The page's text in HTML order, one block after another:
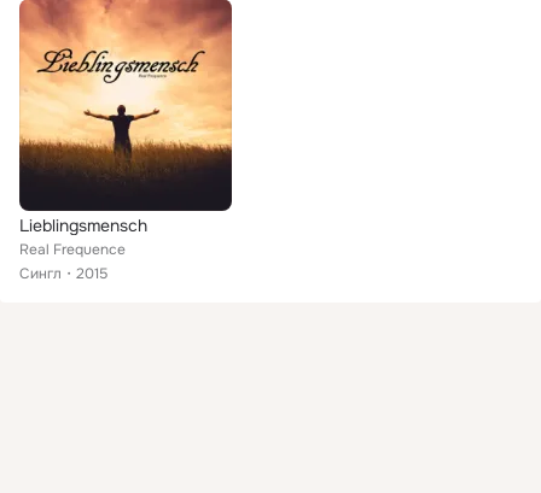
Lieblingsmensch
Real Frequence
Сингл
2015